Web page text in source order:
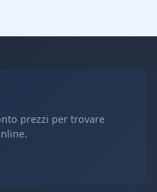
prezzi per trovare